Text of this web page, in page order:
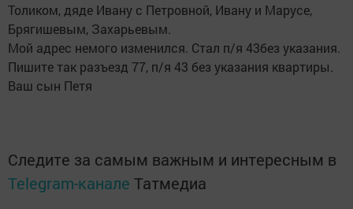
Толиком, дяде Ивану с Петровной, Ивану и Марусе,
Брягишевым, Захарьевым.
Мой адрес немого изменился. Стал п/я 43без указания.
Пишите так разъезд 77, п/я 43 без указания квартиры.
Ваш сын Петя
Следите за самым важным и интересным в
Telegram-канале Татмедиа